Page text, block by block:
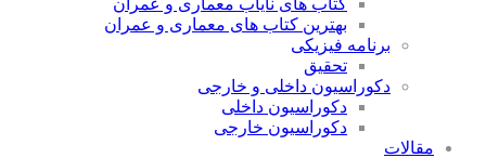
کتاب های نایاب معماری و عمران
بهترین کتاب های معماری و عمران
برنامه فیزیکی
تحقیق
دکوراسیون داخلی و خارجی
دکوراسیون داخلی
دکوراسیون خارجی
مقالات